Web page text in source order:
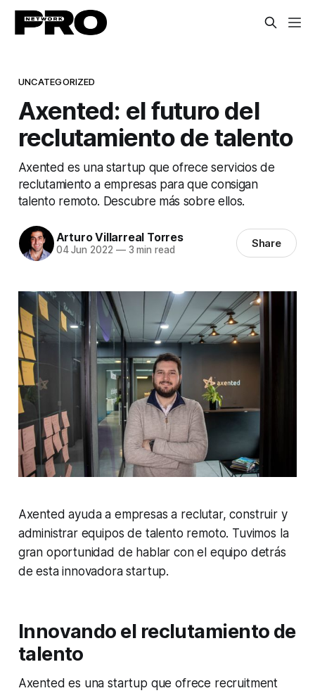
UNCATEGORIZED
Axented: el futuro del
reclutamiento de talento
Axented es una startup que ofrece servicios de
reclutamiento a empresas para que consigan
talento remoto. Descubre más sobre ellos.
Arturo Villarreal Torres
04 Jun 2022 —3 min read Share
Axented ayuda a empresas a reclutar, construir y
administrar equipos de talento remoto. Tuvimos la
gran oportunidad de hablar con el equipo detrás
de esta innovadora startup.
Innovando el reclutamiento de
talento
Axented es una startup que ofrece recruitment